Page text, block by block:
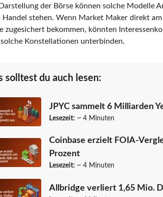
der Börse können solche Modelle
Handel stehen. Wenn Market Maker direkt
zugesichert bekommen, könnten
Konstellationen unterbinden.
solltest du auch lesen:
JPYC sammelt 6 Milliarden
Lesezeit: ~ 4 Minuten
Coinbase erzielt FOIA-
Prozent
Lesezeit: ~ 4 Minuten
Allbridge verliert 1,65 Mio.